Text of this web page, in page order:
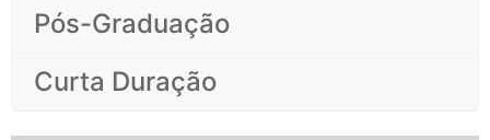
Pós-Graduação
Curta Duração